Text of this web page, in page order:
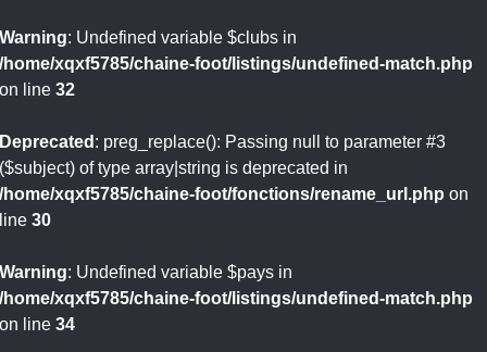
Warning: Undefined variable $clubs in
/home/xqxf5785/chaine-foot/listings/undefined-match.php
on line 32
Deprecated : preg_replace(): Passing null to parameter #3
($subject) of type array|string is deprecated in
/home/xqxf5785/chaine-foot/fonctions/rename_url.php on
line 30
Warning: Undefined variable $pays in
/home/xqxf5785/chaine-foot/listings/undefined-match.php
on line 34